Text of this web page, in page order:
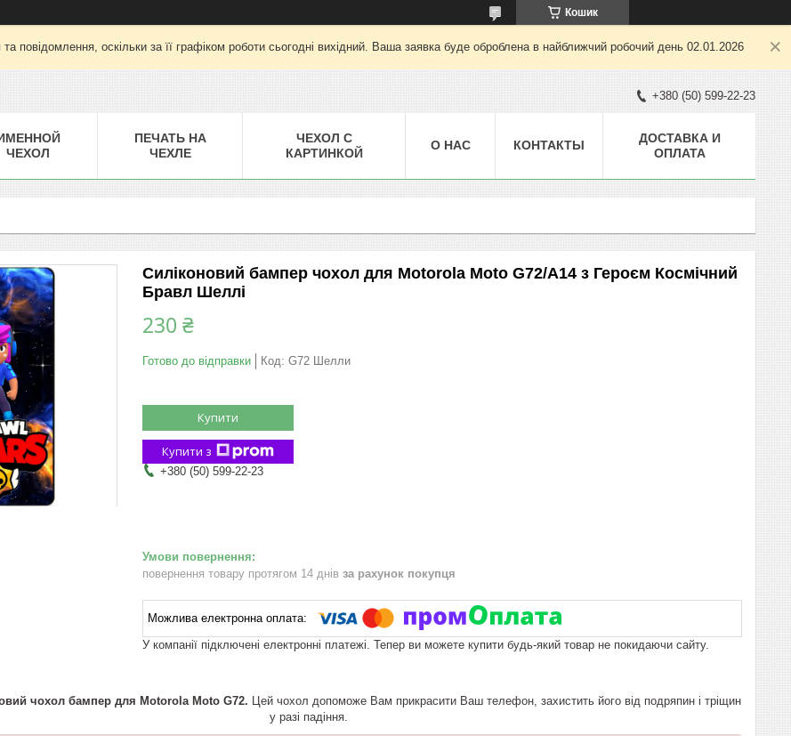
Кошик
повідомлення, оскільки за її графіком роботи сьогодні вихідний. Ваша заявка буде оброблена в найближчий робочий день 02.01.2026
+380 (50) 599-22-23
ЧЕХОЛ
ПЕЧАТЬ НА
ЧЕХЛЕ
ЧЕХОЛ С
КАРТИНКОЙ
О НАС КОНТАКТЫ
ДОСТАВКА И
ОПЛАТА
Силіконовий бампер чохол для Motorola Moto G72/A14 з Героєм Космічний
Бравл Шеллі
230 ₴
Готово до відправки Код: G72 Шелли
Купити
Купити з
+380 (50) 599-22-23
повернення товару протягом 14 днів за рахунок покупця
У компанії підключені електронні платежі. Тепер ви можете купити будь-який товар не покидаючи сайту.
чохол бампер для Motorola Moto G72. Цей чохол допоможе Вам прикрасити Ваш телефон, захистить його від подряпин і тріщин
у разі падіння.